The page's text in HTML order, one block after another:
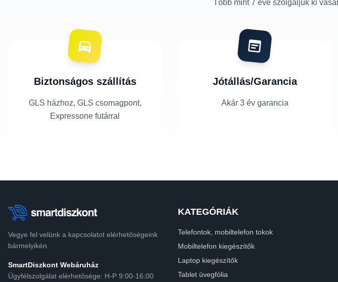
Több mint 7 éve szolgáljuk ki
Biztonságos szállítás
GLS házhoz, GLS csomagpont,
Expressone futárral
Jótállás/Garancia
Akár 3 év garancia
Vegye fel velünk a kapcsolatot elérhetőségeink
bármelyikén.
SmartDiszkont Webáruház
Ügyfélszolgálat elérhetősége: H-P 9:00-16:00
KATEGÓRIÁK
Telefontok, mobiltelefon tokok
Mobiltelefon kiegészítők
Laptop kiegészítők
Tablet üvegfólia